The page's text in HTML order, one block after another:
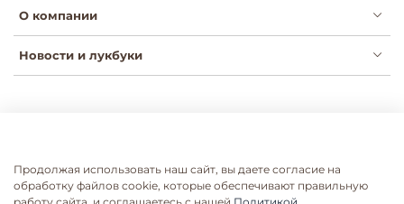
О компании
Новости и лукбуки
Согласие на рассылки
Согласие на обработку ПДН
Продолжая использовать наш сайт, вы даете согласие на
обработку файлов cookie, которые обеспечивают правильную